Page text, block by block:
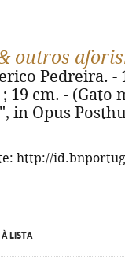
outros
Pedreira. -
; 19 cm. - (Gato
in Opus
http://
LISTA